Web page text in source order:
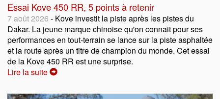
Essai Kove 450 RR, 5 points à retenir
7 août 2026 - Kove investit la piste après les pistes du
Dakar. La jeune marque chinoise qu'on connait pour ses
performances en tout-terrain se lance sur la piste asphaltée
et la route après un titre de champion du monde. Cet essai
de la Kove 450 RR est une surprise.
Lire la suite